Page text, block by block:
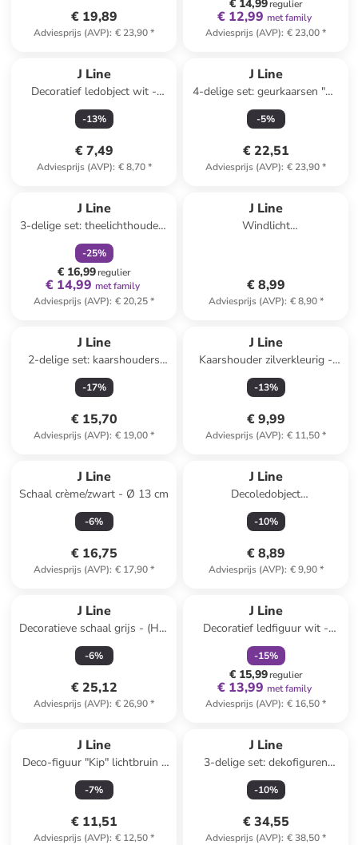
€ 19,89
Adviesprijs (AVP): € 23,90*
€ 14,99regulier
€ 12,99 met family
Adviesprijs (AVP): € 23,00*
J Line
Decoratief ledobject wit -
(B)24 x (H)34,5 x (D)5 cm
-13%
€ 7,49
Adviesprijs (AVP): € 8,70*
J Line
4-delige set: geurkaarsen "M-
Chick" goudkleurig - 4x 105 g
-5%
€ 22,51
Adviesprijs (AVP): € 23,90*
J Line
3-delige set: theelichthouders
"Haus" zwart/beige
-25%
€ 16,99regulier
€ 14,99 met family
Adviesprijs (AVP): € 20,25*
J Line
Windlicht
€ 8,99
Adviesprijs (AVP): € 8,90*
J Line
2-delige set: kaarshouders
zilverkleurig - (H)9 x Ø 10 cm
-17%
€ 15,70
Adviesprijs (AVP): € 19,00*
J Line
Kaarshouder zilverkleurig -
(H)23 x Ø 12 cm
-13%
€ 9,99
Adviesprijs (AVP): € 11,50*
J Line
Schaal crème/zwart - Ø 13 cm
-6%
€ 16,75
Adviesprijs (AVP): € 17,90*
J Line
Decoledobject
"Weihnachtsbaum" lichtroze -
(H)12,5 x Ø 9 cm
-10%
€ 8,89
Adviesprijs (AVP): € 9,90*
J Line
Decoratieve schaal grijs - (H)8
x Ø 23 cm
-6%
€ 25,12
Adviesprijs (AVP): € 26,90*
J Line
Decoratief ledfiguur wit -
(B)15 x (H)23 x (D)4 cm
-15%
€ 15,99regulier
€ 13,99 met family
Adviesprijs (AVP): € 16,50*
J Line
Deco-figuur "Kip" lichtbruin -
(H)18 x Ø 17 cm
-7%
€ 11,51
Adviesprijs (AVP): € 12,50*
J Line
3-delige set: dekofiguren
"Hirschen" koperkleurig -
(B)18 x (H)25 cm
-10%
€ 34,55
Adviesprijs (AVP): € 38,50*